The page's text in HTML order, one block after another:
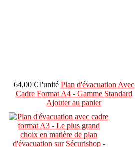
64,00 € l'unité Plan d'évacuation Avec
Cadre Format A4 - Gamme Standard
Ajouter au panier